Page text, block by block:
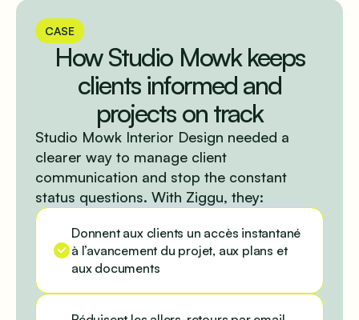
CASE
How Studio Mowk keeps
clients informed and
projects on track
Studio Mowk Interior Design needed a
clearer way to manage client
communication and stop the constant
status questions. With Ziggu, they:
Donnent aux clients un accès instantané
à l’avancement du projet, aux plans et
aux documents